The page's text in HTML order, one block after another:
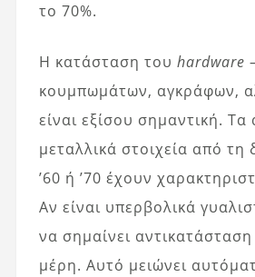
το 70%.
Η κατάσταση του hardware
κουμπωμάτων, αγκράφων,
είναι εξίσου σημαντική. Τα
μεταλλικά στοιχεία από τη
’60 ή ’70 έχουν
Αν είναι υπερβολικά
να σημαίνει
μέρη. Αυτό μειώνει